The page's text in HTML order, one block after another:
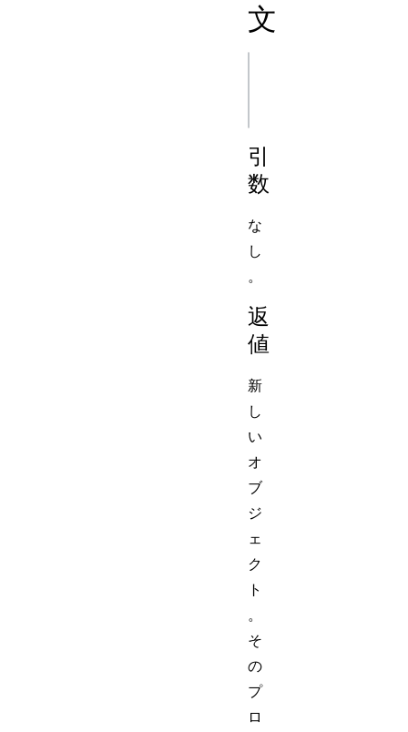
文
引
数
な
し
。
返
値
新
し
い
オ
ブ
ジ
ェ
ク
ト
。
そ
の
プ
ロ